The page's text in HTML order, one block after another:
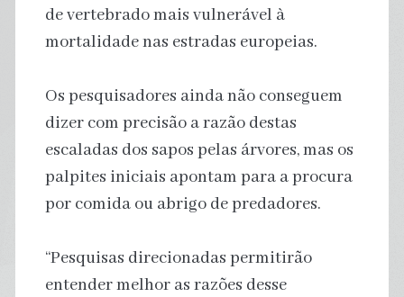
de vertebrado mais vulnerável à
mortalidade nas estradas europeias.
Os pesquisadores ainda não conseguem
dizer com precisão a razão destas
escaladas dos sapos pelas árvores, mas os
palpites iniciais apontam para a procura
por comida ou abrigo de predadores.
“Pesquisas direcionadas permitirão
entender melhor as razões desse